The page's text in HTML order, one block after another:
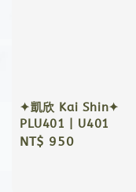
✦凱欣 Kai Shin✦
PLU401 | U401
Regular
NT$ 950